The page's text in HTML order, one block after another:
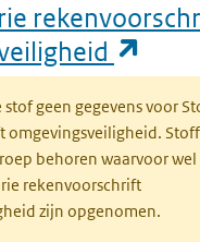
stof geen gegevens voor
omgevingsveiligheid.
behoren waarvoor wel
rekenvoorschrift
zijn opgenomen.